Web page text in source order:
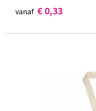
vanaf € 0,33